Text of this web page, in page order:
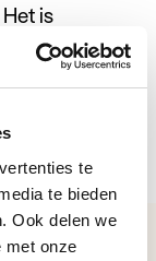
te
te bieden
Ook delen we
met onze
is